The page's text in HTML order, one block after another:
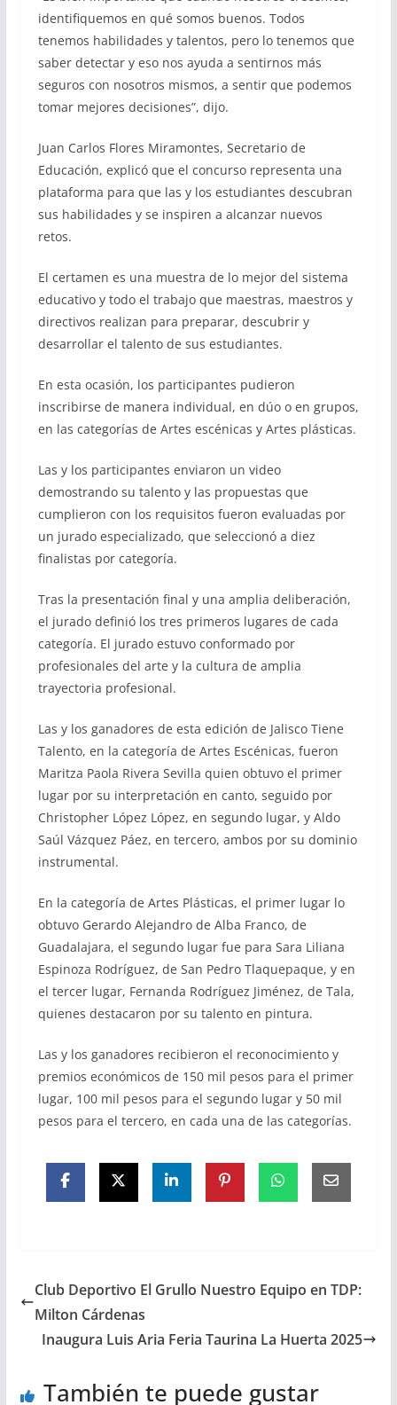
identifiquemos en qué somos buenos. Todos
tenemos habilidades y talentos, pero lo tenemos que
saber detectar y eso nos ayuda a sentirnos más
seguros con nosotros mismos, a sentir que podemos
tomar mejores decisiones”, dijo.
Juan Carlos Flores Miramontes, Secretario de
Educación, explicó que el concurso representa una
plataforma para que las y los estudiantes descubran
sus habilidades y se inspiren a alcanzar nuevos
retos.
El certamen es una muestra de lo mejor del sistema
educativo y todo el trabajo que maestras, maestros y
directivos realizan para preparar, descubrir y
desarrollar el talento de sus estudiantes.
En esta ocasión, los participantes pudieron
inscribirse de manera individual, en dúo o en grupos,
en las categorías de Artes escénicas y Artes plásticas.
Las y los participantes enviaron un video
demostrando su talento y las propuestas que
cumplieron con los requisitos fueron evaluadas por
un jurado especializado, que seleccionó a diez
finalistas por categoría.
Tras la presentación final y una amplia deliberación,
el jurado definió los tres primeros lugares de cada
categoría. El jurado estuvo conformado por
profesionales del arte y la cultura de amplia
trayectoria profesional.
Las y los ganadores de esta edición de Jalisco Tiene
Talento, en la categoría de Artes Escénicas, fueron
Maritza Paola Rivera Sevilla quien obtuvo el primer
lugar por su interpretación en canto, seguido por
Christopher López López, en segundo lugar, y Aldo
Saúl Vázquez Páez, en tercero, ambos por su dominio
instrumental.
En la categoría de Artes Plásticas, el primer lugar lo
obtuvo Gerardo Alejandro de Alba Franco, de
Guadalajara, el segundo lugar fue para Sara Liliana
Espinoza Rodríguez, de San Pedro Tlaquepaque, y en
el tercer lugar, Fernanda Rodríguez Jiménez, de Tala,
quienes destacaron por su talento en pintura.
Las y los ganadores recibieron el reconocimiento y
premios económicos de 150 mil pesos para el primer
lugar, 100 mil pesos para el segundo lugar y 50 mil
pesos para el tercero, en cada una de las categorías.
Club Deportivo El Grullo Nuestro Equipo en TDP:
Milton Cárdenas
Inaugura Luis Aria Feria Taurina La Huerta 2025
También te puede gustar